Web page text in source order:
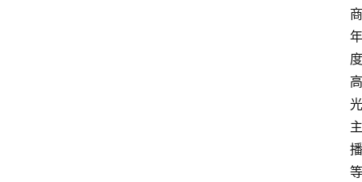
商
年
度
高
光
主
播
等